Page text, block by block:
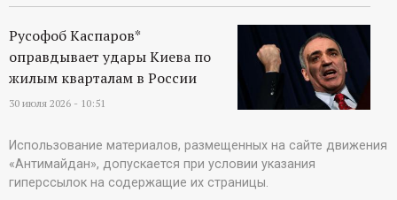
Русофоб Каспаров*
оправдывает удары Киева по
жилым кварталам в России
30 июля 2026 - 10:51
Использование материалов, размещенных на сайте движения
«Антимайдан», допускается при условии указания
гиперссылок на содержащие их страницы.